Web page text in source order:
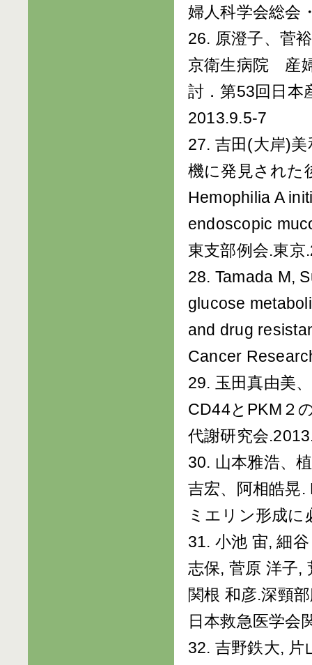
婦人科学会総
26. 原澄子、菅
京衛生病院 産
討．第53回日
2013.9.5-7
27. 吉田(大岸)
機に発見された
Hemophilia A
endoscopic
東支部例会.東京
28. Tamada M,
glucose
and drug
Cancer
29. 玉田真由美
CD44とPKM２
代謝研究会
30. 山本雅浩、
吉宏、阿相皓晃
ミエリン形成に
31. 小池 宙, 細
志保, 菅原 洋子,
関根 和彦.深頸
日本救急医学
32. 吉野鉄大, 片